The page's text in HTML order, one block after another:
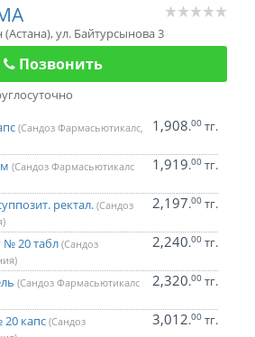
(Астана),ул. Байтурсынова 3
Позвонить
(Сандоз Фармасьютикалс,
1,908.00 тг.
(Сандоз Фармасьютикалс
1,919.00 тг.
ректал. (Сандоз
2,197.00 тг.
№ 20 табл (Сандоз
2,240.00 тг.
(Сандоз Фармасьютикалс
2,320.00 тг.
капс (Сандоз
3,012.00 тг.